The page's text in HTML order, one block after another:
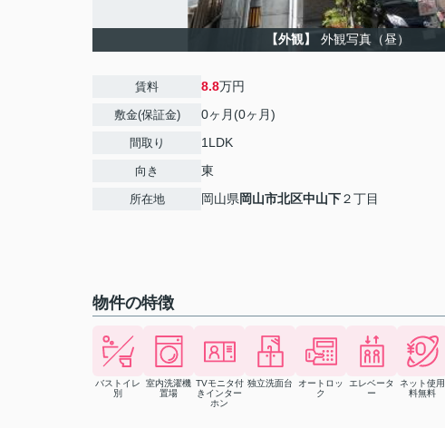
【外観】 外観写真（昼）
賃料 8.8万円
敷金(保証金) 0ヶ月(0ヶ月)
間取り 1LDK
向き 東
所在地 岡山県岡山市北区中山下２丁目
物件の特徴
バストイレ
別
室内洗濯機
置場
TVモニタ付
きインター
ホン
独立洗面台
オートロッ
ク
エレベータ
ー
ネット使用
料無料